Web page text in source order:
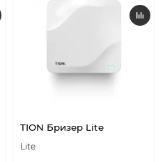
TION Бризер Lite
Lite